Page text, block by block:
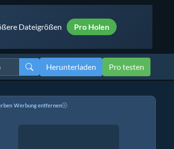
Dateigrößen Pro Holen
Herunterladen Pro testen
Werbung entfernen